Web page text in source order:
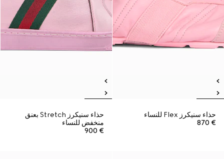
حذاء سنيكرز Flex للنساء
€ 870
حذاء سنيكرز Stretch بعنق
منخفض للنساء
€ 900